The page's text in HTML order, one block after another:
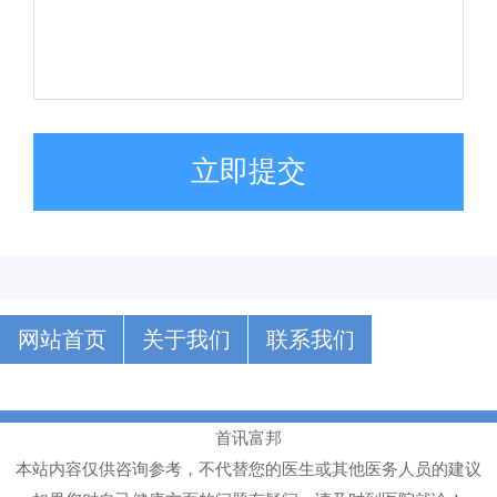
立即提交
网站首页 关于我们 联系我们
首讯富邦
本站内容仅供咨询参考，不代替您的医生或其他医务人员的建议